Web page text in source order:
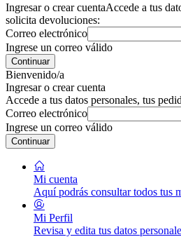
Ingresar o crear cuentaAccede a tus
solicita devoluciones:
Correo electrónico
Ingrese un correo válido
Continuar
Bienvenido/a
Ingresar o crear cuenta
Accede a tus datos personales, tus
Correo electrónico
Ingrese un correo válido
Continuar
Mi cuenta
Aquí podrás consultar todos tus
Mi Perfil
Revisa y edita tus datos